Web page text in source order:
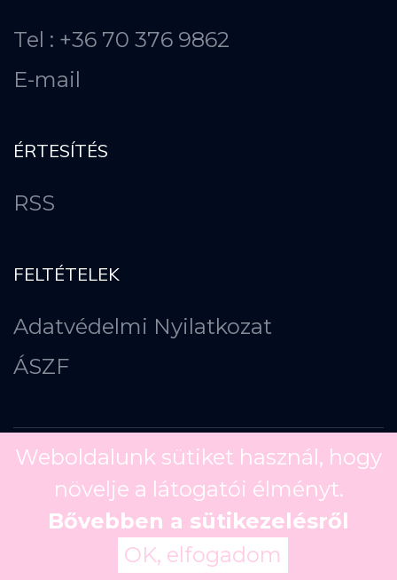
Tel : +36 70 376 9862
E-mail
ÉRTESÍTÉS
RSS
FELTÉTELEK
Adatvédelmi Nyilatkozat
ÁSZF
Copyright © 2026
Weboldalunk sütiket használ, hogy
növelje a látogatói élményt.
Bővebben a sütikezelésről
OK, elfogadom